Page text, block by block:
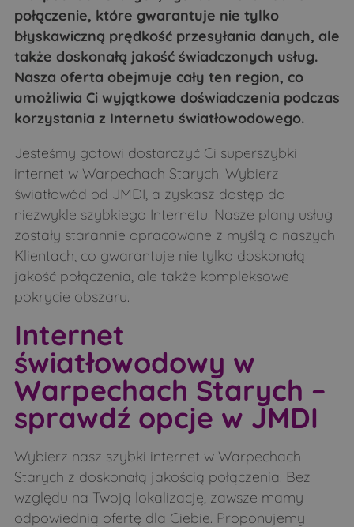
Łapy
Łubice
Łubin Kościelny
Łubin Rudołty
Łuczaje
Makarki
Malesze
Mień
Mierzwin Duży
Mierzwin Mały
Mierzynówka
Mieszuki
Mikulicze
Minczewo
Miodusy-Dworaki
Miodusy-Inochy
Miodusy-Pokrzywne
Moczydły-Dubiny
Moczydły-Kukiełki
Moczydły-Pszczółki
Morze
Obniże
Orla
Osówka
Osówka
Pace
Patoki
Pełch
Perlejewo
Pieczyski
Pierzchały
Pietraszki
Podlasie
Pogorzelce
połączenie, które gwarantuje nie tylko
błyskawiczną prędkość przesyłania danych, ale
także doskonałą jakość świadczonych usług.
Nasza oferta obejmuje cały ten region, co
umożliwia Ci wyjątkowe doświadczenia podczas
korzystania z Internetu światłowodowego.
Jesteśmy gotowi dostarczyć Ci superszybki
internet w Warpechach Starych! Wybierz
światłowód od JMDI, a zyskasz dostęp do
niezwykle szybkiego Internetu. Nasze plany usług
zostały starannie opracowane z myślą o naszych
Klientach, co gwarantuje nie tylko doskonałą
jakość połączenia, ale także kompleksowe
pokrycie obszaru.
Internet
światłowodowy w
Warpechach Starych –
sprawdź opcje w JMDI
Wybierz nasz szybki internet w Warpechach
Starych z doskonałą jakością połączenia! Bez
względu na Twoją lokalizację, zawsze mamy
odpowiednią ofertę dla Ciebie. Proponujemy